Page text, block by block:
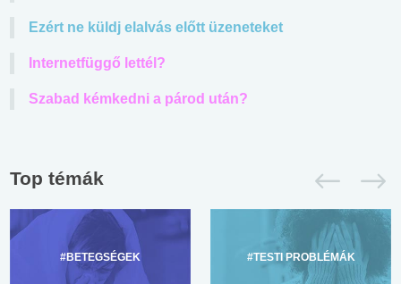
Ezért ne küldj elalvás előtt üzeneteket
Internetfüggő lettél?
Szabad kémkedni a párod után?
Top témák
#BETEGSÉGEK #TESTI PROBLÉMÁK